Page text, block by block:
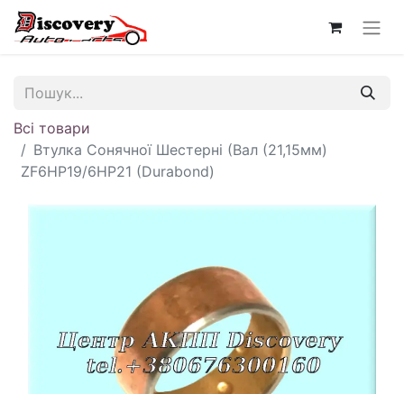
Всі товари
Втулка Сонячної Шестерні (Вал (21,15мм)
ZF6HP19/6HP21 (Durabond)